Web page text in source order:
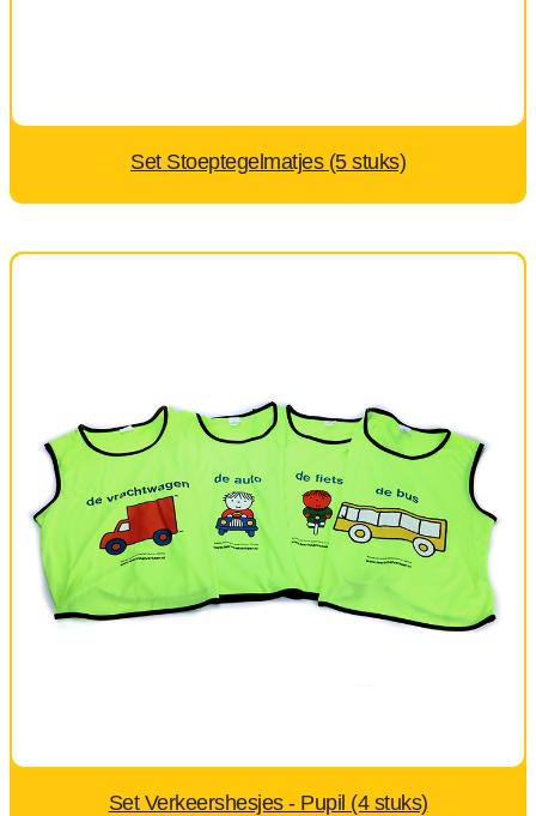
Set Stoeptegelmatjes (5 stuks)
Set Verkeershesjes - Pupil (4 stuks)